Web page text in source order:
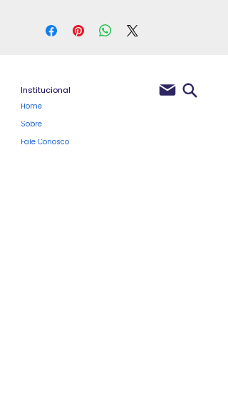
Institucional
Home
Sobre
Fale Conosco